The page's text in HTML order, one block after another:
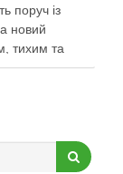
поруч із
новий
тихим та